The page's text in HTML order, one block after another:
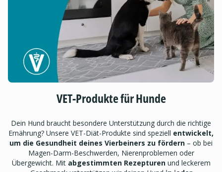
VET-Produkte für Hunde
Dein Hund braucht besondere Unterstützung durch die richtige
Ernährung? Unsere VET-Diät-Produkte sind speziell entwickelt,
um die Gesundheit deines Vierbeiners zu fördern – ob bei
Magen-Darm-Beschwerden, Nierenproblemen oder
Übergewicht. Mit abgestimmten Rezepturenund leckerem